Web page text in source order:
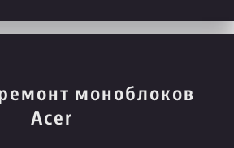
моноблоков
Acer